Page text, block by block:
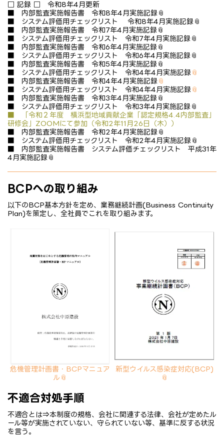
□ 記録 □ 令和8年4月更新
内部監査実施報告書 令和8年4月実施記録
システム評価用チェックリスト 令和8年4月実施記録
内部監査実施報告書 令和7年4月実施記録
システム評価用チェックリスト 令和7年4月実施記録
内部監査実施報告書 令和6年4月実施記録
システム評価用チェックリスト 令和6年4月実施記録
内部監査実施報告書 令和5年4月実施記録
システム評価用チェックリスト 令和4年4月実施記録
内部監査実施報告書 令和4年4月実施記録
システム評価用チェックリスト 令和4年4月実施記録
内部監査実施報告書 令和3年4月実施記録
システム評価用チェックリスト 令和3年4月実施記録
■ 「令和２年度 横浜型地域貢献企業「認定規格4.4内部監査」
研修会」ZOOMにて参加（令和2年11月26日（木））
内部監査実施報告書 令和2年4月実施記録
システム評価用チェックリスト 令和2年4月実施記録
内部監査実施報告書 システム評価チェックリスト 平成31年
4月実施記録
BCPへの取り組み
以下のBCP基本方針を定め、業務継続計画(Business Continuity
Plan)を策定し、全社員でこれを取り組みます。
危機管理計画書・BCPマニュア
ル
新型ウイルス感染症対応(BCP)
不適合対処手順
不適合とは⇒本制度の規格、会社に関連する法律、会社が定めたル
ール等が実施されていない、守られていない等、基準に反する状況
を言う。